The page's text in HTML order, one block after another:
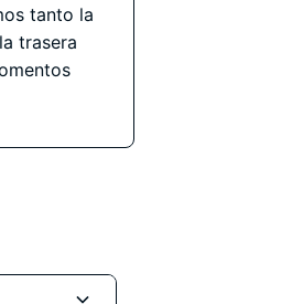
tanto la
trasera